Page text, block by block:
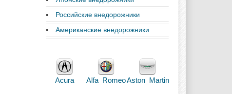
Российские внедорожники
Американские внедорожники
Acura Alfa_RomeoAston_Martin